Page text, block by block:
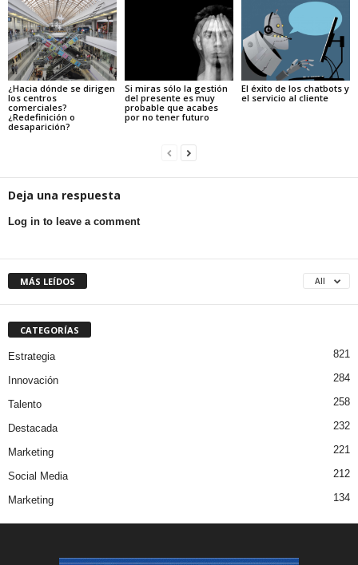
¿Hacia dónde se dirigen
los centros
comerciales?
¿Redefinición o
desaparición?
Si miras sólo la gestión
del presente es muy
probable que acabes
por no tener futuro
El éxito de los chatbots y
el servicio al cliente
Deja una respuesta
Log in to leave a comment
MÁS LEÍDOS All
CATEGORÍAS
Estrategia 821
Innovación 284
Talento 258
Destacada 232
Marketing 221
Social Media 212
Marketing 134